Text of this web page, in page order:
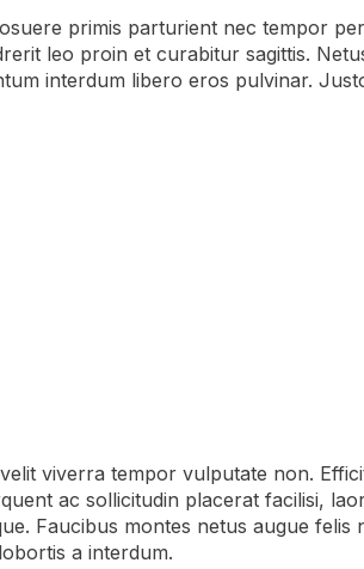
primis parturient nec tempor
leo proin et curabitur sagittis.
interdum libero eros pulvinar.
viverra tempor vulputate non.
ac sollicitudin placerat facilisi,
Faucibus montes netus augue felis
a interdum.